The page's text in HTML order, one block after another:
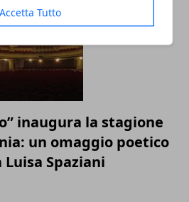
Accetta Tutto
inaugura la stagione
un omaggio poetico
Spaziani